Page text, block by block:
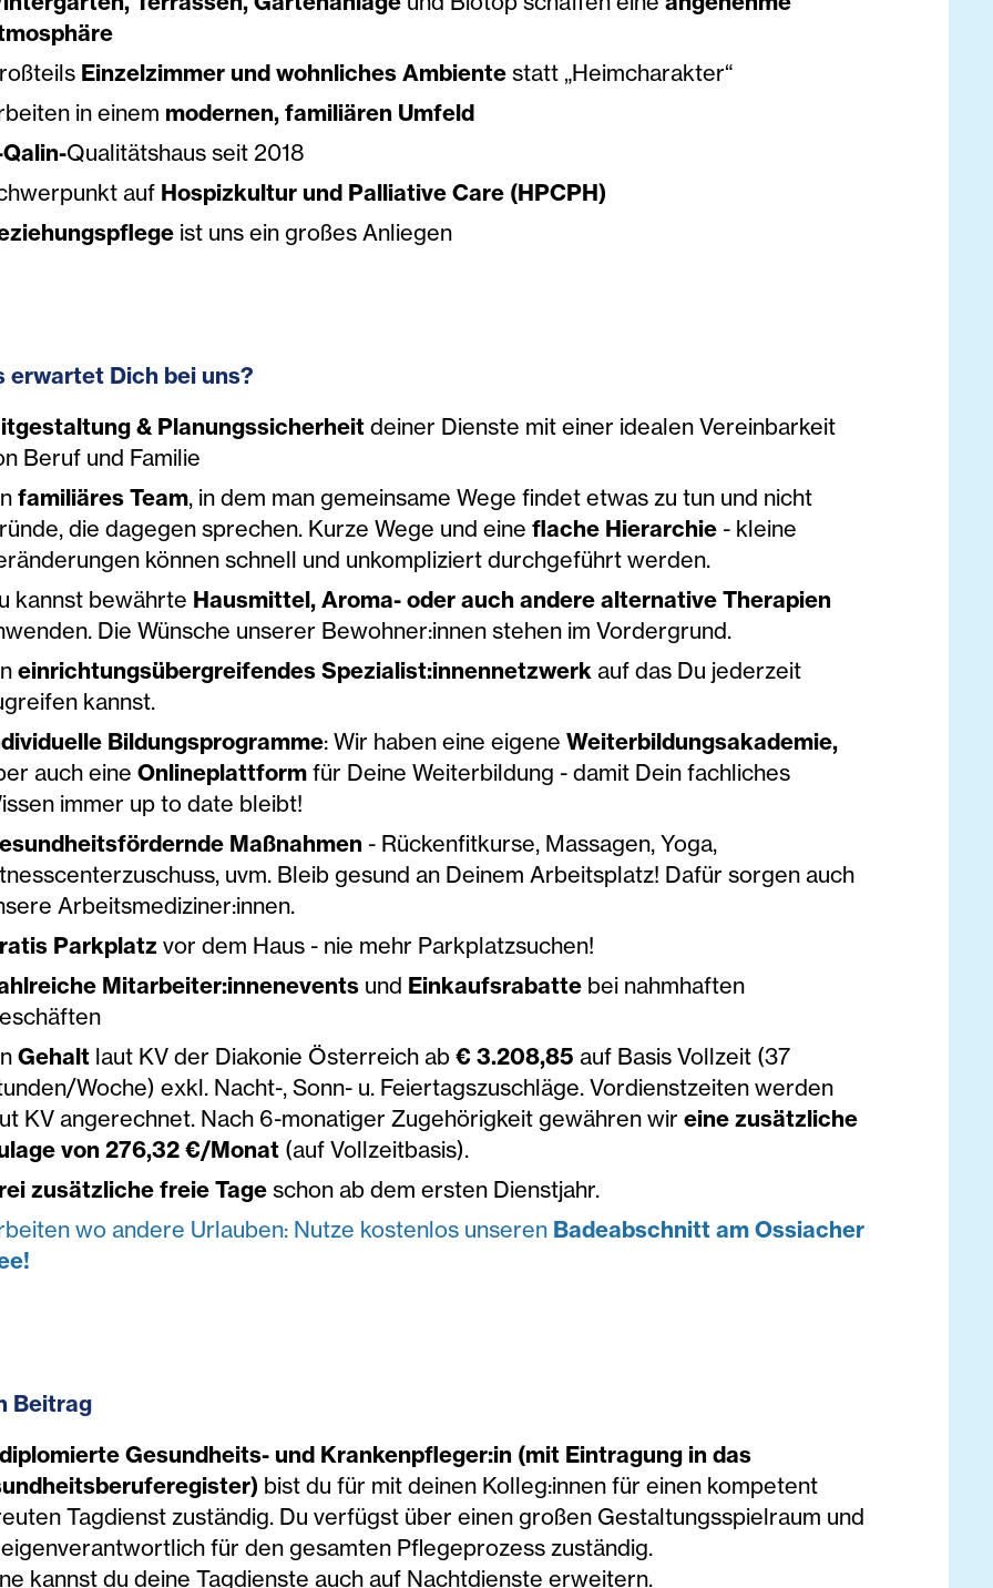
Einzelzimmer und wohnliches Ambiente statt „Heimcharakter“
in einem modernen, familiären Umfeld
Qualitätshaus seit 2018
auf Hospizkultur und Palliative Care (HPCPH)
ist uns ein großes Anliegen
erwartet Dich bei uns?
& Planungssicherheit deiner Dienste mit einer idealen Vereinbarkeit
Beruf und Familie
familiäres Team, in dem man gemeinsame Wege findet etwas zu tun und nicht
die dagegen sprechen. Kurze Wege und eine flache Hierarchie - kleine
können schnell und unkompliziert durchgeführt werden.
kannst bewährte Hausmittel, Aroma- oder auch andere alternative Therapien
Die Wünsche unserer Bewohner:innen stehen im Vordergrund.
einrichtungsübergreifendes Spezialist:innennetzwerk auf das Du jederzeit
kannst.
Bildungsprogramme: Wir haben eine eigene Weiterbildungsakademie,
auch eine Onlineplattform für Deine Weiterbildung - damit Dein fachliches
immer up to date bleibt!
Maßnahmen - Rückenfitkurse, Massagen, Yoga,
uvm. Bleib gesund an Deinem Arbeitsplatz! Dafür sorgen auch
Arbeitsmediziner:innen.
Parkplatz vor dem Haus - nie mehr Parkplatzsuchen!
Mitarbeiter:innenevents und Einkaufsrabatte bei nahmhaften
Gehalt laut KV der Diakonie Österreich ab € 3.208,85 auf Basis Vollzeit (37
Woche) exkl. Nacht-, Sonn- u. Feiertagszuschläge. Vordienstzeiten werden
KV angerechnet. Nach 6-monatiger Zugehörigkeit gewähren wir eine zusätzliche
von 276,32 €/Monat (auf Vollzeitbasis).
zusätzliche freie Tage schon ab dem ersten Dienstjahr.
wo andere Urlauben: Nutze kostenlos unseren Badeabschnitt am Ossiacher
Beitrag
Gesundheits- und Krankenpfleger:in (mit Eintragung in das
bist du für mit deinen Kolleg:innen für einen kompetent
Tagdienst zuständig. Du verfügst über einen großen Gestaltungsspielraum und
für den gesamten Pflegeprozess zuständig.
kannst du deine Tagdienste auch auf Nachtdienste erweitern.